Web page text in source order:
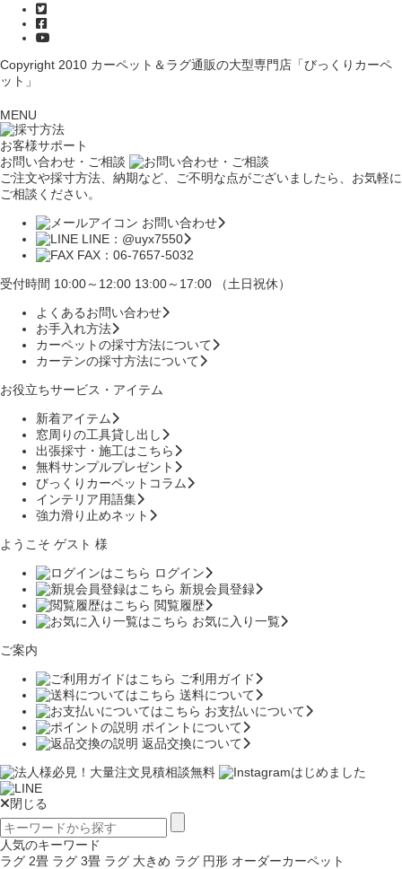
Copyright 2010 カーペット＆ラグ通販の大型専門店「びっくりカーペ
ット」
MENU
お客様サポート
お問い合わせ・ご相談
ご注文や採寸方法、納期など、ご不明な点がございましたら、お気軽に
ご相談ください。
お問い合わせ
LINE：@uyx7550
FAX：06-7657-5032
受付時間 10:00～12:00 13:00～17:00 （土日祝休）
よくあるお問い合わせ
お手入れ方法
カーペットの採寸方法について
カーテンの採寸方法について
お役立ちサービス・アイテム
新着アイテム
窓周りの工具貸し出し
出張採寸・施工はこちら
無料サンプルプレゼント
びっくりカーペットコラム
インテリア用語集
強力滑り止めネット
ようこそ ゲスト 様
ログイン
新規会員登録
閲覧履歴
お気に入り一覧
ご案内
ご利用ガイド
送料について
お支払いについて
ポイントについて
返品交換について
閉じる
人気のキーワード
ラグ 2畳 ラグ 3畳 ラグ 大きめ ラグ 円形 オーダーカーペット